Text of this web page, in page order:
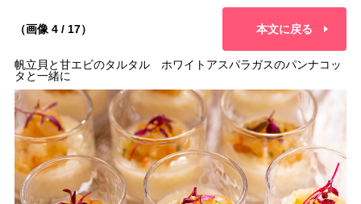
（画像 4 / 17） 本文に戻る
帆立貝と甘エビのタルタル ホワイトアスパラガスのパンナコッ
タと一緒に